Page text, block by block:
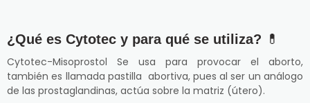
¿Qué es Cytotec y para qué se utiliza? 💊
Cytotec-Misoprostol Se usa para provocar el aborto,
también es llamada pastilla abortiva, pues al ser un análogo
de las prostaglandinas, actúa sobre la matriz (útero).